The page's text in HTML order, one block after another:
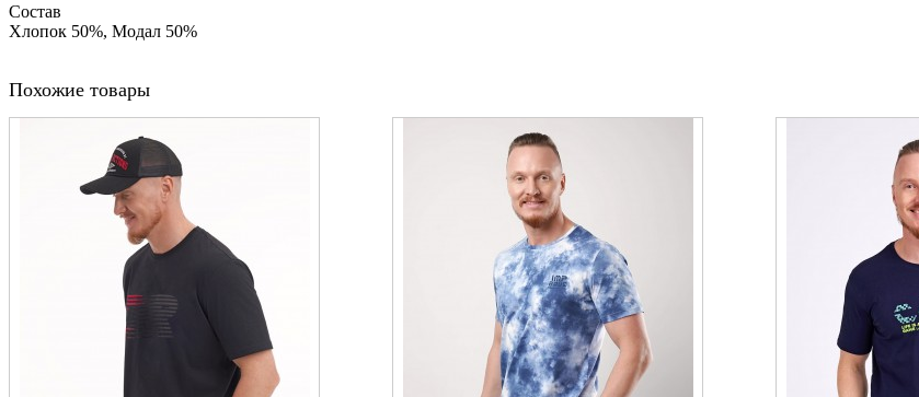
Состав
Хлопок 50%, Модал 50%
Похожие товары